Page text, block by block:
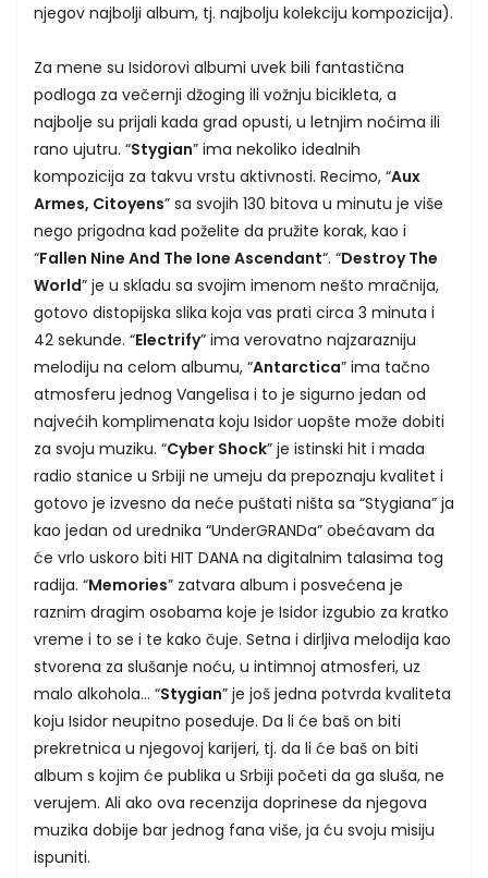
njegov najbolji album, tj. najbolju kolekciju kompozicija).
Za mene su Isidorovi albumi uvek bili fantastična
podloga za večernji džoging ili vožnju bicikleta, a
najbolje su prijali kada grad opusti, u letnjim noćima ili
rano ujutru. “Stygian” ima nekoliko idealnih
kompozicija za takvu vrstu aktivnosti. Recimo, “Aux
Armes, Citoyens” sa svojih 130 bitova u minutu je više
nego prigodna kad poželite da pružite korak, kao i
“Fallen Nine And The Ione Ascendant“. “Destroy The
World” je u skladu sa svojim imenom nešto mračnija,
gotovo distopijska slika koja vas prati circa 3 minuta i
42 sekunde. “Electrify” ima verovatno najzarazniju
melodiju na celom albumu, “Antarctica” ima tačno
atmosferu jednog Vangelisa i to je sigurno jedan od
najvećih komplimenata koju Isidor uopšte može dobiti
za svoju muziku. “Cyber Shock” je istinski hit i mada
radio stanice u Srbiji ne umeju da prepoznaju kvalitet i
gotovo je izvesno da neće puštati ništa sa “Stygiana” ja
kao jedan od urednika “UnderGRANDa” obećavam da
će vrlo uskoro biti HIT DANA na digitalnim talasima tog
radija. “Memories” zatvara album i posvećena je
raznim dragim osobama koje je Isidor izgubio za kratko
vreme i to se i te kako čuje. Setna i dirljiva melodija kao
stvorena za slušanje noću, u intimnoj atmosferi, uz
malo alkohola… “Stygian” je još jedna potvrda kvaliteta
koju Isidor neupitno poseduje. Da li će baš on biti
prekretnica u njegovoj karijeri, tj. da li će baš on biti
album s kojim će publika u Srbiji početi da ga sluša, ne
verujem. Ali ako ova recenzija doprinese da njegova
muzika dobije bar jednog fana više, ja ću svoju misiju
ispuniti.